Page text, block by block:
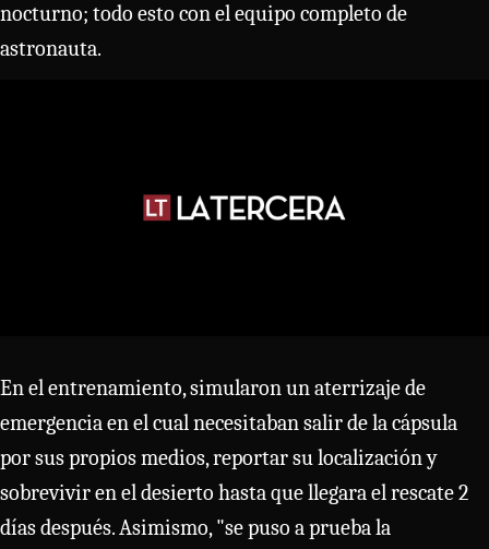
nocturno; todo esto con el equipo completo de
astronauta.
En el entrenamiento, simularon un aterrizaje de
emergencia en el cual necesitaban salir de la cápsula
por sus propios medios, reportar su localización y
sobrevivir en el desierto hasta que llegara el rescate 2
días después. Asimismo, "se puso a prueba la